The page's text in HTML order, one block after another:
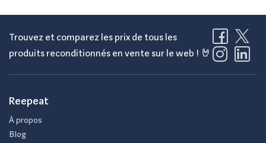
Trouvez et comparez les prix de tous les
produits reconditionnés en vente sur le web ! 🤘
Reepeat
À propos
Blog